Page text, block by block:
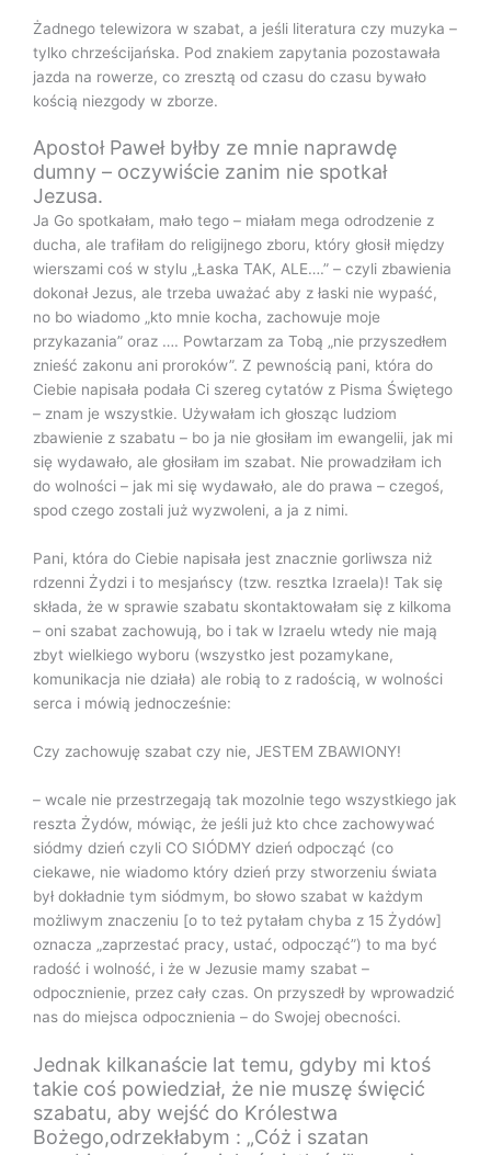
Żadnego telewizora w szabat, a jeśli literatura czy muzyka –
tylko chrześcijańska. Pod znakiem zapytania pozostawała
jazda na rowerze, co zresztą od czasu do czasu bywało
kością niezgody w zborze.
Apostoł Paweł byłby ze mnie naprawdę
dumny – oczywiście zanim nie spotkał
Jezusa.
Ja Go spotkałam, mało tego – miałam mega odrodzenie z
ducha, ale trafiłam do religijnego zboru, który głosił między
wierszami coś w stylu „Łaska TAK, ALE….” – czyli zbawienia
dokonał Jezus, ale trzeba uważać aby z łaski nie wypaść,
no bo wiadomo „kto mnie kocha, zachowuje moje
przykazania” oraz …. Powtarzam za Tobą „nie przyszedłem
znieść zakonu ani proroków”. Z pewnością pani, która do
Ciebie napisała podała Ci szereg cytatów z Pisma Świętego
– znam je wszystkie. Używałam ich głosząc ludziom
zbawienie z szabatu – bo ja nie głosiłam im ewangelii, jak mi
się wydawało, ale głosiłam im szabat. Nie prowadziłam ich
do wolności – jak mi się wydawało, ale do prawa – czegoś,
spod czego zostali już wyzwoleni, a ja z nimi.
Pani, która do Ciebie napisała jest znacznie gorliwsza niż
rdzenni Żydzi i to mesjańscy (tzw. resztka Izraela)! Tak się
składa, że w sprawie szabatu skontaktowałam się z kilkoma
– oni szabat zachowują, bo i tak w Izraelu wtedy nie mają
zbyt wielkiego wyboru (wszystko jest pozamykane,
komunikacja nie działa) ale robią to z radością, w wolności
serca i mówią jednocześnie:
Czy zachowuję szabat czy nie, JESTEM ZBAWIONY!
– wcale nie przestrzegają tak mozolnie tego wszystkiego jak
reszta Żydów, mówiąc, że jeśli już kto chce zachowywać
siódmy dzień czyli CO SIÓDMY dzień odpocząć (co
ciekawe, nie wiadomo który dzień przy stworzeniu świata
był dokładnie tym siódmym, bo słowo szabat w każdym
możliwym znaczeniu [o to też pytałam chyba z 15 Żydów]
oznacza „zaprzestać pracy, ustać, odpocząć”) to ma być
radość i wolność, i że w Jezusie mamy szabat –
odpocznienie, przez cały czas. On przyszedł by wprowadzić
nas do miejsca odpocznienia – do Swojej obecności.
Jednak kilkanaście lat temu, gdyby mi ktoś
takie coś powiedział, że nie muszę święcić
szabatu, aby wejść do Królestwa
Bożego,odrzekłabym : „Cóż i szatan